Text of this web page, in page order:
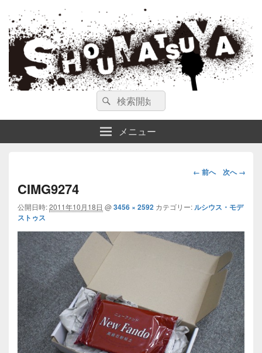
ガンスミス 庄松屋
庄松屋は様々なガンスミスを 製作途中や動画を交えて公開しています。
検
索
対
象:
検
索
メニュー
画
ビ
ー
シ
← 前へ 次へ →
CIMG9274
公開日時:2011年10月18日 @3456 × 2592 カテゴリー:ルシウス・モデ
ストゥス